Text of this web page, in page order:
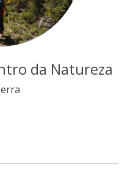
da Natureza